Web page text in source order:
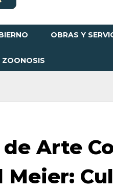
OBRAS Y
ZOONOSIS
de Arte
Meier: